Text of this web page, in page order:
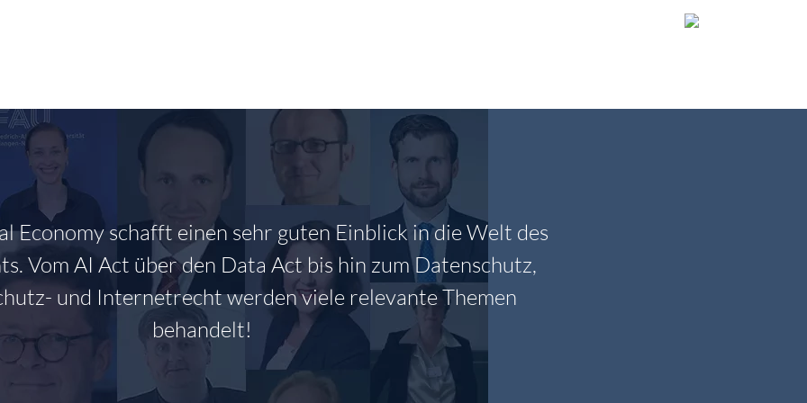
Economy schafft einen sehr guten Einblick in die Welt des
Vom AI Act über den Data Act bis hin zum Datenschutz,
und Internetrecht werden viele relevante Themen
behandelt!